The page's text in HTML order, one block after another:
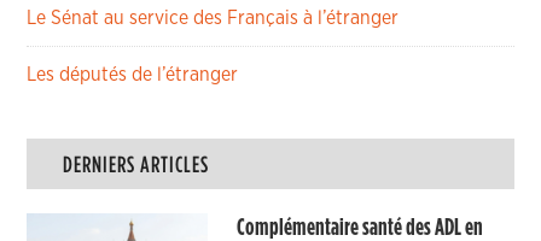
Le Sénat au service des Français à l’étranger
Les députés de l’étranger
DERNIERS ARTICLES
Complémentaire santé des ADL en